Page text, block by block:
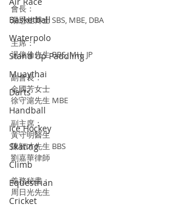
Basketball
Waterpolo
Stand Up Paddling
Muaythai
Darts
Handball
Ice Hockey
Skating
Climb
Equestrian
Cricket
會長：
湯恩佳博士 SBS, MBE, DBA
主席：
湯偉倫先生 BBS, MH, JP
副會長：
金國芳女士
徐守滬先生 MBE
副主席：
黃守明醫生
陳智才先生 BBS
劉嘉華律師
義務秘書：
周日光先生